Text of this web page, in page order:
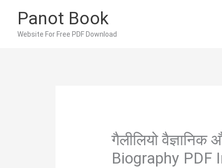
content
Panot Book
Website For Free PDF Download
गैलीलियो
Biography PDF